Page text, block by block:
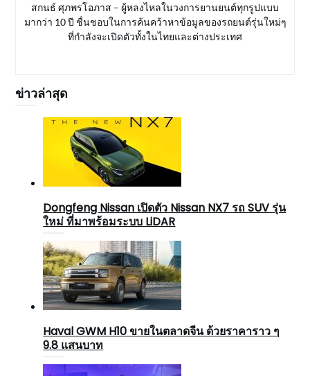
สกนธ์ ศุภพรโอภาส – ผู้หลงไหลในวงการยานยนต์ทุกรูปแบบ
มากว่า 10 ปี ชื่นชอบในการค้นคว้าหาข้อมูลของรถยนต์รุ่นใหม่ๆ
ที่กำลังจะเปิดตัวทั้งในไทยและต่างประเทศ
ข่าวล่าสุด
Dongfeng Nissan เปิดตัว Nissan NX7 รถ SUV รุ่น
ใหม่ ที่มาพร้อมระบบ LiDAR
Haval GWM H10 ขายในตลาดจีน ด้วยราคาราว ๆ
9.8 แสนบาท